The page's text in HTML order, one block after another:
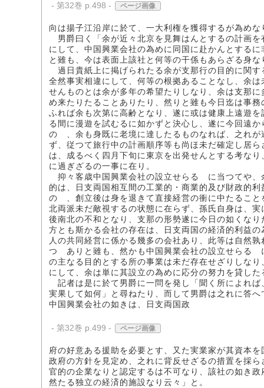
- 第32巻 p.498 - ページ画像
向は揚子江沿岸に於て、一大利権を獲得するが為め
男爵曰く「余が近々北京を見舞はんとするの計画
にして、中国興業会社の為めに同国に赴かんとする
と雖も、今は表面上該社と何等の干係もあらざる身な
過日貴紙上に掲げられたる余が支那行の目的に関
全然事実相違にして、何等の根拠あることなし、余
せんものとは余が多年の希望たりしなり、余は支那
め来たりたることありたり、然りと雖も今日迄は事
ふれば余も次第に高齢となり、遂に或は健康上遠遊
る間に漫遊を試むるに如かずと決心し、遂に今回遠
のゝ、余も身既に老境に達したるものなれば、之れ
ず、従つて旅行中の計画順序等も尚ほ未だ確定し居
は、成るべく四月下旬に東京を出発せんとする考な
に過ぎざるの一事に在り。
抑々客歳中国興業会社の設立せらるゝに当つてや
的は、日支両国相互間の工業的・商業的及び財政的
のゝ、創立後は身を退きて直接経営の衝に中たるこ
北両派未だ敵視するの状態に在らず、孫氏自身は、
後南北の不和となり、支那の形勢遂に今日の如くな
方とも斯かる会社の存在は、日支両国の経済的利益
人の共同経営に係かる幾多の会社あり、此等は自然
つゝありと雖も、然かも中国興業会社の設立せらる
の主なる目的とする所の事業は未だ存在せざりしな
にして、余は単に其設立の為めに応分の努力を貸し
記者は是に於て男爵に一問を発し「聞く所によれ
実果して如何」と尋ねたり、而して男爵は之れに答
中国興業会社の如きは、日支両国政
- 第32巻 p.499 - ページ画像
府の好意ある援助を必要とす、又た実業家が其資本
政府の方針を見定め、之れに背反せざるの措置を採
官的の企業なりと認定するは不可なり、該社の如き
然たる独立の経済的施設なり云々」と。